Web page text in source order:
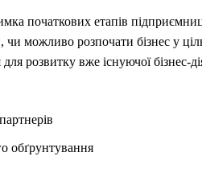
початкових етапів
можливо розпочати бізнес у
розвитку вже існуючої
обґрунтування